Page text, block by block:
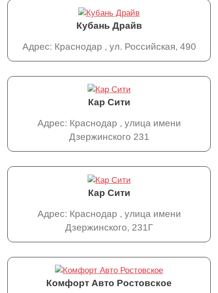
Кубань Драйв
Адрес: Краснодар , ул. Российская, 490
Кар Сити
Адрес: Краснодар , улица имени
Дзержинского 231
Кар Сити
Адрес: Краснодар , улица имени
Дзержинского, 231Г
Комфорт Авто Ростовское